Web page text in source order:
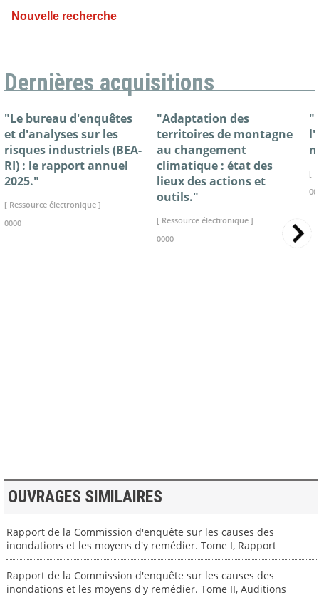
Nouvelle recherche
Dernières acquisitions
"Le bureau d'enquêtes
et d'analyses sur les
risques industriels (BEA-
RI) : le rapport annuel
2025."
[ Ressource électronique ]
0000
"Adaptation des
territoires de montagne
au changement
climatique : état des
lieux des actions et
outils."
[ Ressource électronique ]
0000
[
OUVRAGES SIMILAIRES
Rapport de la Commission d'enquête sur les causes des
inondations et les moyens d'y remédier. Tome I, Rapport
Rapport de la Commission d'enquête sur les causes des
inondations et les moyens d'y remédier. Tome II, Auditions